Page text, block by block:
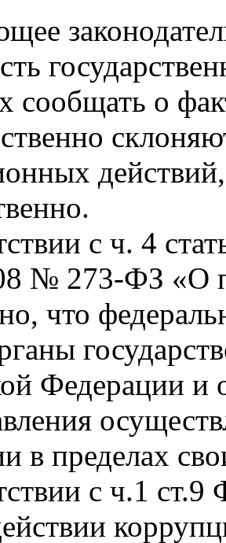
сообщать о
с ч. 4
№ 273-ФЗ «О
что
Федерации и
в пределах
с ч.1 ст.9